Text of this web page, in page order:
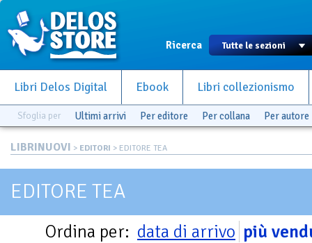
Ricerca
Libri Delos Digital Ebook Libri collezionismo
Sfoglia per Ultimi arrivi Per editore Per collana Per autore
LIBRINUOVI > EDITORI > EDITORE TEA
EDITORE TEA
Ordina per: data di arrivo più